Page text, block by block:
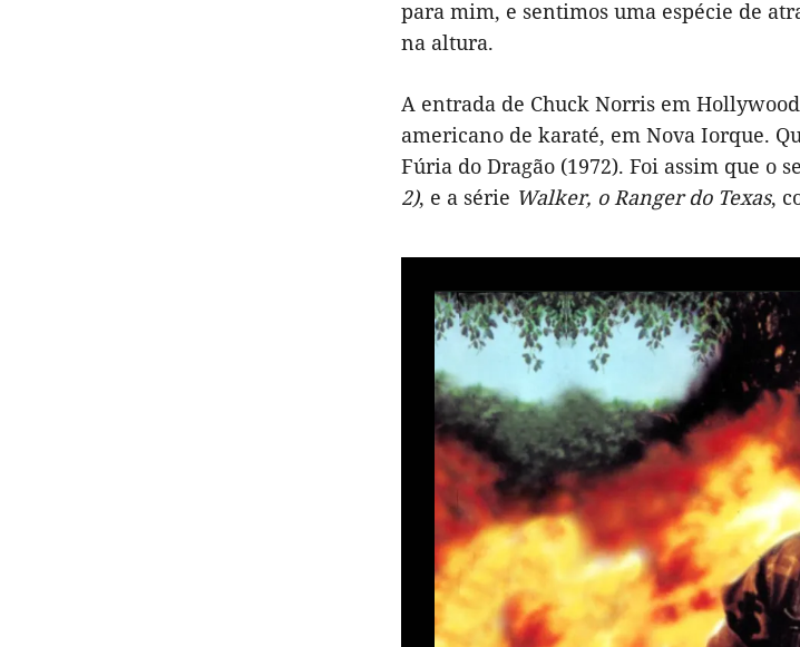
para mim, e sentimos uma espécie de
na altura.
A entrada de Chuck Norris em
americano de karaté, em Nova Iorque.
Fúria do Dragão (1972). Foi assim que o
2), e a série Walker, o Ranger do Texas,